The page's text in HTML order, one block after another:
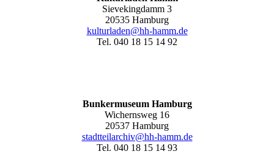
Sievekingdamm 3
20535 Hamburg
kulturladen@hh-hamm.de
Tel. 040 18 15 14 92
Bunkermuseum Hamburg
Wichernsweg 16
20537 Hamburg
stadtteilarchiv@hh-hamm.de
Tel. 040 18 15 14 93